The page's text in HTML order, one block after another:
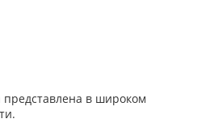
представлена в широком